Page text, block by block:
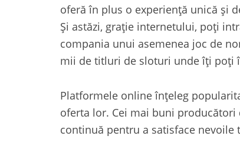
oferă în plus o experiență unică şi
Şi astăzi, grație internetului, poți
compania unui asemenea joc de
mii de titluri de sloturi unde îți poți
Platformele online înțeleg
oferta lor. Cei mai buni
continuă pentru a satisface